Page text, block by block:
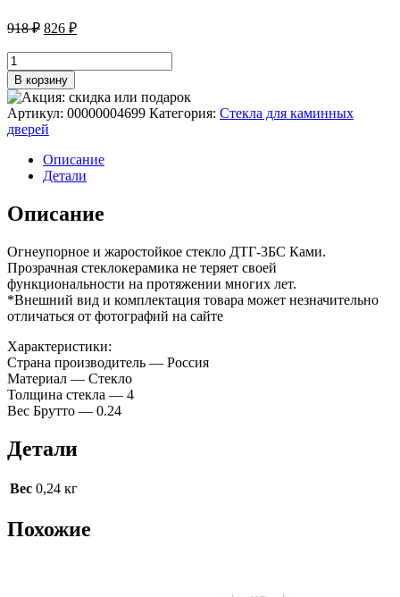
918₽ Первоначальная
составляла
918 ₽.
826 ₽Текущая
Количество
товара
Стекло
ДТГ-3БС
"Ками"
(0,120х0,200)
В корзину
Артикул: 00000004699 Категория: Стекла для каминных
дверей
Описание
Детали
Описание
Огнеупорное и жаростойкое стекло ДТГ-3БС Ками.
Прозрачная стеклокерамика не теряет своей
функциональности на протяжении многих лет.
*Внешний вид и комплектация товара может незначительно
отличаться от фотографий на сайте
Характеристики:
Страна производитель — Россия
Материал — Стекло
Толщина стекла — 4
Вес Брутто — 0.24
Детали
Вес 0,24 кг
Похожие